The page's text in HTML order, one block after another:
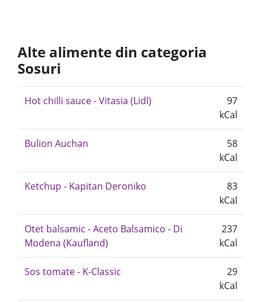
Alte alimente din categoria
Sosuri
Hot chilli sauce - Vitasia (Lidl)
97
kCal
Bulion Auchan
58
kCal
Ketchup - Kapitan Deroniko
83
kCal
Otet balsamic - Aceto Balsamico - Di
Modena (Kaufland)
237
kCal
Sos tomate - K-Classic
29
kCal